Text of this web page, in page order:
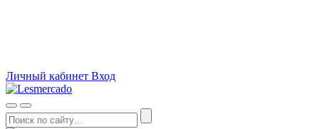
Личный кабинет Вход